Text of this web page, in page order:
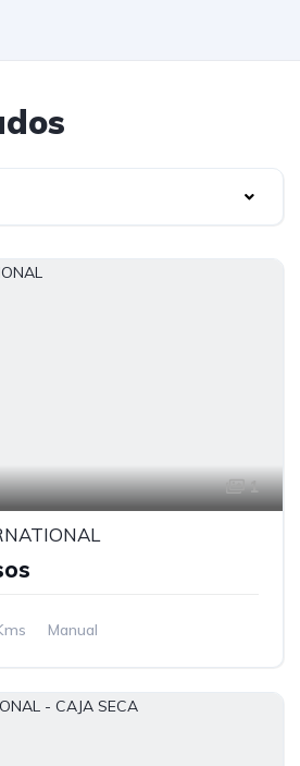
1
Manual
de niebla
Frenos ABS
Radio / Estereo